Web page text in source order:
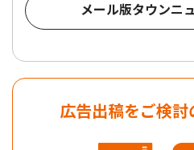
メール版タウンニ
広告出稿をご検